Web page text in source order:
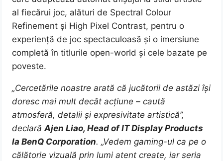
al fiecărui joc, alături de Spectral Colour
Refinement și High Pixel Contrast, pentru o
experiență de joc spectaculoasă și o imersiune
completă în titlurile open-world și cele bazate pe
poveste.
„Cercetările noastre arată că jucătorii de astăzi își
doresc mai mult decât acțiune – caută
atmosferă, detalii și expresivitate artistică”,
declarăAjen Liao, Head of IT Display Products
la BenQ Corporation. „Vedem gaming-ul ca pe o
călătorie vizuală prin lumi atent create, iar seria